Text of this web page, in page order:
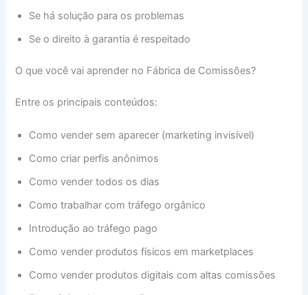
Se há solução para os problemas
Se o direito à garantia é respeitado
O que você vai aprender no Fábrica de Comissões?
Entre os principais conteúdos:
Como vender sem aparecer (marketing invisível)
Como criar perfis anônimos
Como vender todos os dias
Como trabalhar com tráfego orgânico
Introdução ao tráfego pago
Como vender produtos físicos em marketplaces
Como vender produtos digitais com altas comissões